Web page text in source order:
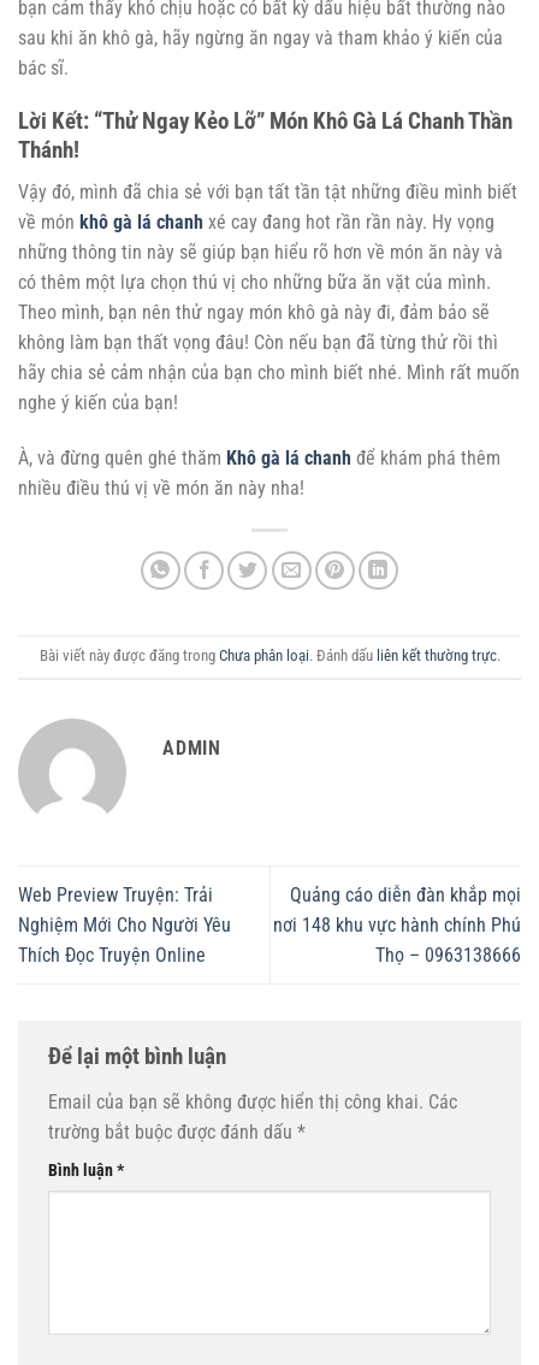
bạn cảm thấy khó chịu hoặc có bất kỳ dấu hiệu bất thường nào
sau khi ăn khô gà, hãy ngừng ăn ngay và tham khảo ý kiến của
bác sĩ.
Lời Kết: “Thử Ngay Kẻo Lỡ” Món Khô Gà Lá Chanh Thần
Thánh!
Vậy đó, mình đã chia sẻ với bạn tất tần tật những điều mình biết
về món khô gà lá chanh xé cay đang hot rần rần này. Hy vọng
những thông tin này sẽ giúp bạn hiểu rõ hơn về món ăn này và
có thêm một lựa chọn thú vị cho những bữa ăn vặt của mình.
Theo mình, bạn nên thử ngay món khô gà này đi, đảm bảo sẽ
không làm bạn thất vọng đâu! Còn nếu bạn đã từng thử rồi thì
hãy chia sẻ cảm nhận của bạn cho mình biết nhé. Mình rất muốn
nghe ý kiến của bạn!
À, và đừng quên ghé thăm Khô gà lá chanh để khám phá thêm
nhiều điều thú vị về món ăn này nha!
Bài viết này được đăng trong Chưa phân loại. Đánh dấu liên kết thường trực.
ADMIN
Web Preview Truyện: Trải
Nghiệm Mới Cho Người Yêu
Thích Đọc Truyện Online
Quảng cáo diễn đàn khắp mọi
nơi 148 khu vực hành chính Phú
Thọ – 0963138666
Để lại một bình luận
Email của bạn sẽ không được hiển thị công khai. Các
trường bắt buộc được đánh dấu *
Bình luận*